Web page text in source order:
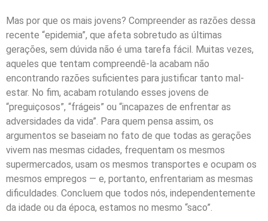
Mas por que os mais jovens? Compreender as razões dessa
recente “epidemia”, que afeta sobretudo as últimas
gerações, sem dúvida não é uma tarefa fácil. Muitas vezes,
aqueles que tentam compreendê-la acabam não
encontrando razões suficientes para justificar tanto mal-
estar. No fim, acabam rotulando esses jovens de
“preguiçosos”, “frágeis” ou “incapazes de enfrentar as
adversidades da vida”. Para quem pensa assim, os
argumentos se baseiam no fato de que todas as gerações
vivem nas mesmas cidades, frequentam os mesmos
supermercados, usam os mesmos transportes e ocupam os
mesmos empregos — e, portanto, enfrentariam as mesmas
dificuldades. Concluem que todos nós, independentemente
da idade ou da época, estamos no mesmo “saco”.